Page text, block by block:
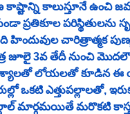
కాలుస్తూనే ఉంచి
ప్రతికూల పరిస్థితులను
హిందువుల చారిత్రాత్మక
3వ తేదీ నుంచి
లోయలతో కూడిన ఈ
ఒకటి ఎత్తుపల్లాలతో,
మార్గమయితే మరొకటి